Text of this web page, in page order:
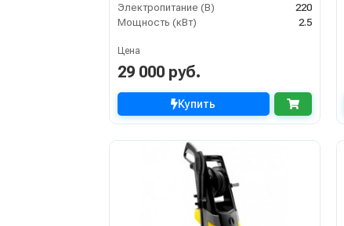
Электропитание (В)
220
Мощность (кВт)
2.5
Цена
29 000 руб.
Купить